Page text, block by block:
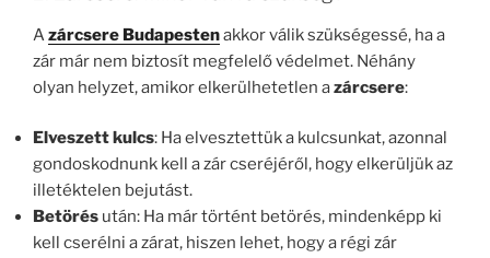
Azárcsere Budapestenakkor válik szükségessé, ha a
zár már nem biztosít megfelelő védelmet. Néhány
olyan helyzet, amikor elkerülhetetlen azárcsere:
Elveszett kulcs: Ha elvesztettük a kulcsunkat, azonnal
gondoskodnunk kell a zár cseréjéről, hogy elkerüljük az
illetéktelen bejutást.
Betörés után: Ha már történt betörés, mindenképp ki
kell cserélni a zárat, hiszen lehet, hogy a régi zár